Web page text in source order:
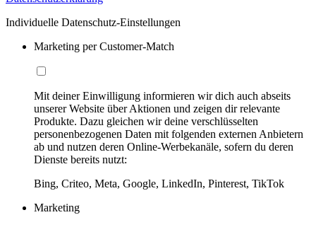
Individuelle Datenschutz-Einstellungen
Marketing per Customer-Match
Mit deiner Einwilligung informieren wir dich auch abseits
unserer Website über Aktionen und zeigen dir relevante
Produkte. Dazu gleichen wir deine verschlüsselten
personenbezogenen Daten mit folgenden externen Anbietern
ab und nutzen deren Online-Werbekanäle, sofern du deren
Dienste bereits nutzt:
Bing, Criteo, Meta, Google, LinkedIn, Pinterest, TikTok
Marketing